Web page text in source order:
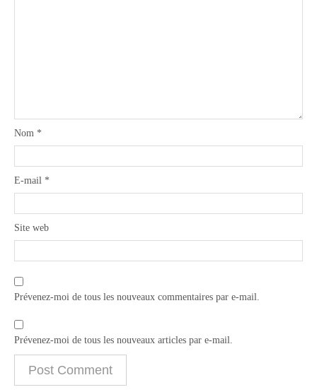
Nom *
E-mail *
Site web
Prévenez-moi de tous les nouveaux commentaires par e-mail.
Prévenez-moi de tous les nouveaux articles par e-mail.